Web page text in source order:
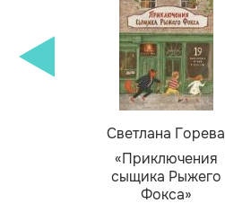
Светлана Горева
«Приключения
сыщика Рыжего
Фокса»